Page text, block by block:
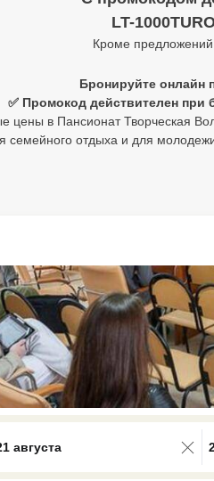
LT-
Кроме
Бронируйте онлайн
✅ Промокод действителен при
цены в Пансионат Творческая
семейного отдыха и для
августа